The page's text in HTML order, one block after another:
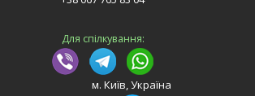
Для спілкування:
м. Київ, Україна